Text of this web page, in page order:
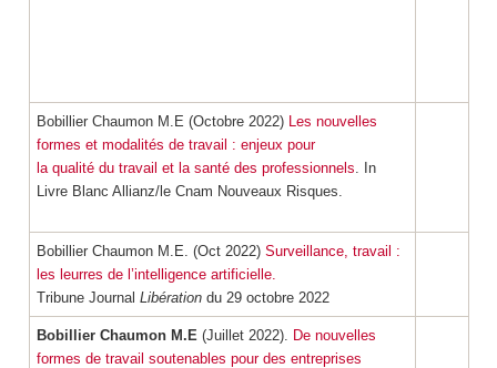
Bobillier Chaumon M.E (Octobre 2022) Les nouvelles
formes et modalités de travail : enjeux pour
la qualité du travail et la santé des professionnels . In
Livre Blanc Allianz/le Cnam Nouveaux Risques.
Bobillier Chaumon M.E. (Oct 2022) Surveillance, travail :
les leurres de l’intelligence artificielle.
Tribune Journal Libération du 29 octobre 2022
Bobillier Chaumon M.E (Juillet 2022). De nouvelles
formes de travail soutenables pour des entreprises